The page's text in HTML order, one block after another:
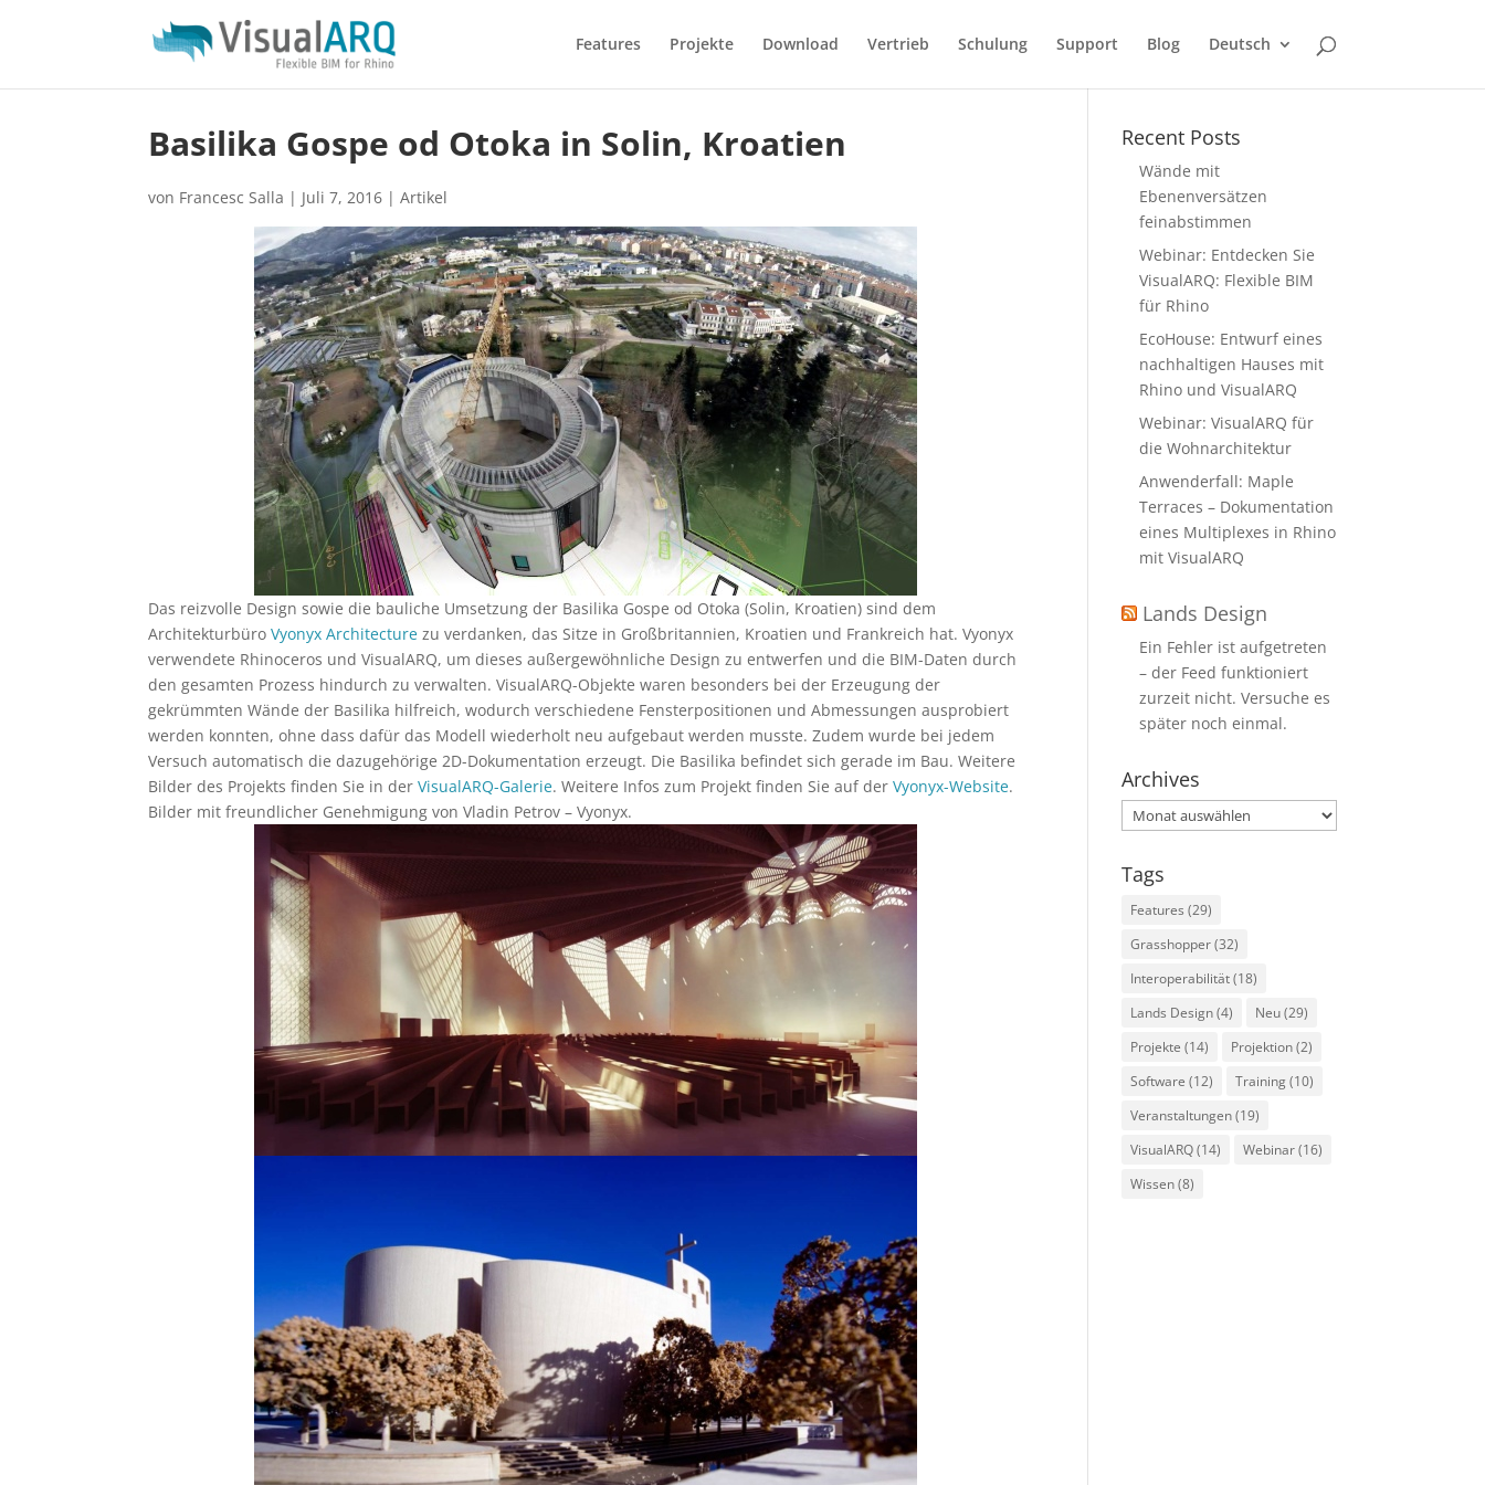
Features Projekte Download Vertrieb Schulung Support Blog Deutsch
Basilika Gospe od Otoka in Solin, Kroatien
von Francesc Salla | Juli 7, 2016 |Artikel
Das reizvolle Design sowie die bauliche Umsetzung der Basilika Gospe od Otoka (Solin, Kroatien) sind dem
ArchitekturbüroVyonyx Architecture zu verdanken, das Sitze in Großbritannien, Kroatien und Frankreich hat. Vyonyx
verwendete Rhinoceros und VisualARQ, um dieses außergewöhnliche Design zu entwerfen und die BIM-Daten durch
den gesamten Prozess hindurch zu verwalten. VisualARQ-Objekte waren besonders bei der Erzeugung der
gekrümmten Wände der Basilika hilfreich, wodurch verschiedene Fensterpositionen und Abmessungen ausprobiert
werden konnten, ohne dass dafür das Modell wiederholt neu aufgebaut werden musste. Zudem wurde bei jedem
Versuch automatisch die dazugehörige 2D-Dokumentation erzeugt. Die Basilika befindet sich gerade im Bau. Weitere
Bilder des Projekts finden Sie in derVisualARQ-Galerie. Weitere Infos zum Projekt finden Sie auf derVyonyx-Website.
Bilder mit freundlicher Genehmigung von Vladin Petrov – Vyonyx.
Recent Posts
Wände mit
Ebenenversätzen
feinabstimmen
Webinar: Entdecken Sie
VisualARQ: Flexible BIM
für Rhino
EcoHouse: Entwurf eines
nachhaltigen Hauses mit
Rhino und VisualARQ
Webinar: VisualARQ für
die Wohnarchitektur
Anwenderfall: Maple
Terraces – Dokumentation
eines Multiplexes in Rhino
mit VisualARQ
Lands Design
Ein Fehler ist aufgetreten
– der Feed funktioniert
zurzeit nicht. Versuche es
später noch einmal.
Archives
Archives
Tags
Features (29)
Grasshopper(32)
Interoperabilität(18)
Lands Design(4) Neu(29)
Projekte (14) Projektion(2)
Software (12) Training(10)
Veranstaltungen(19)
VisualARQ(14) Webinar(16)
Wissen(8)